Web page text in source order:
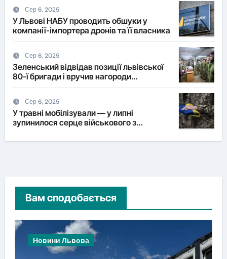
Сер 6, 2025
У Львові НАБУ проводить обшуки у
компанії-імпортера дронів та її власника
Сер 6, 2025
Зеленський відвідав позиції львівської
80-ї бригади і вручив нагороди
військовим
Сер 6, 2025
У травні мобілізували — у липні
зупинилося серце військового з
Вам сподобається
Новини Львова